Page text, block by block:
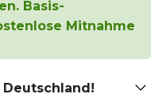
Basis-
Mitnahme